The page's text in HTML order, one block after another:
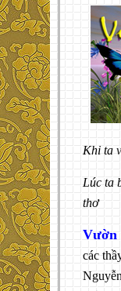
Khi ta
Lúc ta
thơ
Vườn
các